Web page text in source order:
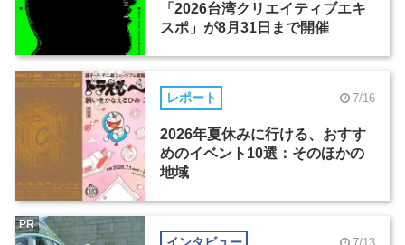
「2026台湾クリエイティブエキ
スポ」が8月31日まで開催
レポート 7/16
2026年夏休みに行ける、おすす
めのイベント10選：そのほかの
地域
PR